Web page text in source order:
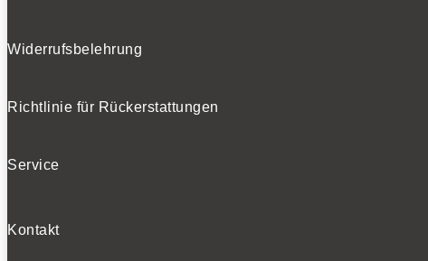
Widerrufsbelehrung
Richtlinie für Rückerstattungen
Service
Kontakt